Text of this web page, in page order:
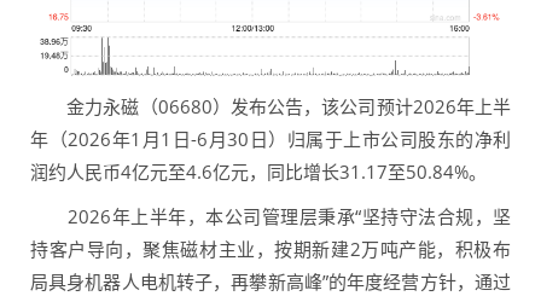
金力永磁（06680）发布公告，该公司预计2026年上半
年（2026年1月1日-6月30日）归属于上市公司股东的净利
润约人民币4亿元至4.6亿元，同比增长31.17至50.84%。
2026年上半年，本公司管理层秉承“坚持守法合规，坚
持客户导向，聚焦磁材主业，按期新建2万吨产能，积极布
局具身机器人电机转子，再攀新高峰”的年度经营方针，通过